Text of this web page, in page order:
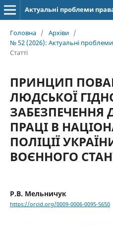
Актуальні проблеми
Головна / Архіви /
№ 52 (2026): Актуальні проблеми
Статті
ПРИНЦИП
ЛЮДСЬКОЇ
ЗАБЕЗПЕЧЕННЯ
ПРАЦІ В
ПОЛІЦІЇ
ВОЄННОГО
Р.В. Мельничук
https://orcid.org/0009-0006-0095-5650